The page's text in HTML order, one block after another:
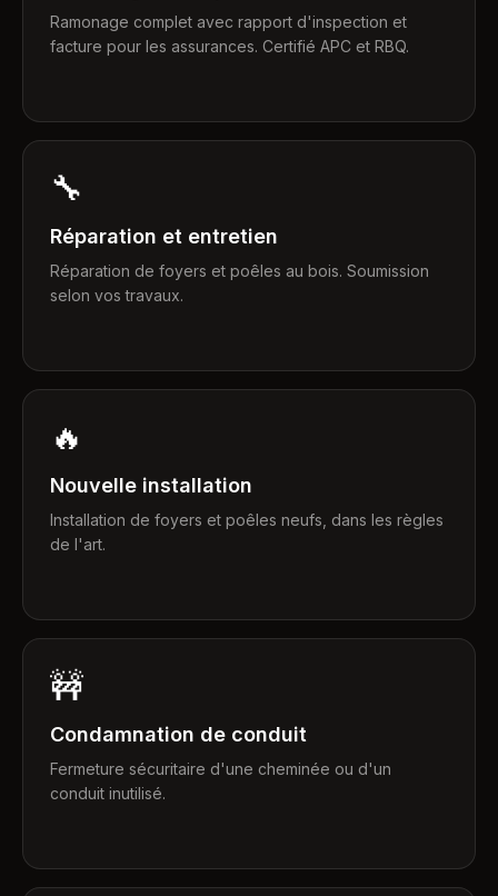
Ramonage complet avec rapport d'inspection et
facture pour les assurances. Certifié APC et RBQ.
🔧
Réparation et entretien
Réparation de foyers et poêles au bois. Soumission
selon vos travaux.
🔥
Nouvelle installation
Installation de foyers et poêles neufs, dans les règles
de l'art.
🚧
Condamnation de conduit
Fermeture sécuritaire d'une cheminée ou d'un
conduit inutilisé.